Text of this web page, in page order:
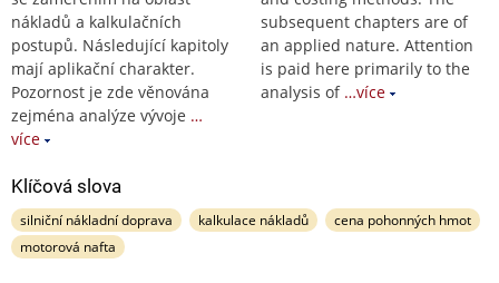
nákladů a kalkulačních
postupů. Následující kapitoly
mají aplikační charakter.
Pozornost je zde věnována
zejména analýze vývoje …
více
subsequent chapters are of
an applied nature. Attention
is paid here primarily to the
analysis of …více
Klíčová slova
silniční nákladní doprava kalkulace nákladů
cena pohonných hmot
motorová nafta